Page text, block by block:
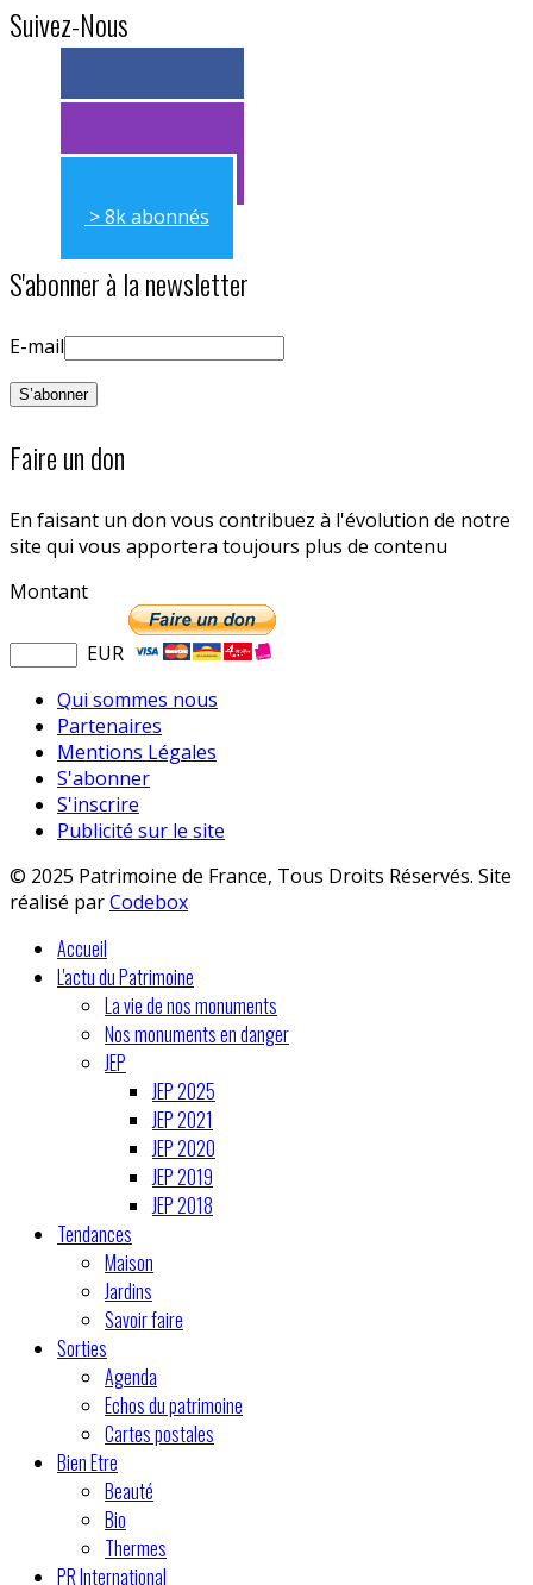
Suivez-Nous
> 11k abonnés
> 11k abonnés
> 8k abonnés
S'abonner à la newsletter
E-mail
Faire un don
En faisant un don vous contribuez à l'évolution de notre
site qui vous apportera toujours plus de contenu
Montant
EUR
Qui sommes nous
Partenaires
Mentions Légales
S'abonner
S'inscrire
Publicité sur le site
© 2025 Patrimoine de France, Tous Droits Réservés. Site
réalisé parCodebox
Accueil
L'actu du Patrimoine
La vie de nos monuments
Nos monuments en danger
JEP
JEP 2025
JEP 2021
JEP 2020
JEP 2019
JEP 2018
Tendances
Maison
Jardins
Savoir faire
Sorties
Agenda
Echos du patrimoine
Cartes postales
Bien Etre
Beauté
Bio
Thermes
PR International